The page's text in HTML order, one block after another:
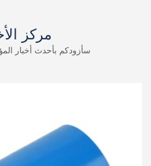
مركز
سأزودكم بأحدث أخبار